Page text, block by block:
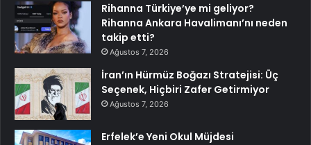
Rihanna Türkiye’ye mi geliyor?
Rihanna Ankara Havalimanı’nı neden
takip etti?
Ağustos 7, 2026
İran’ın Hürmüz Boğazı Stratejisi: Üç
Seçenek, Hiçbiri Zafer Getirmiyor
Ağustos 7, 2026
Erfelek’e Yeni Okul Müjdesi